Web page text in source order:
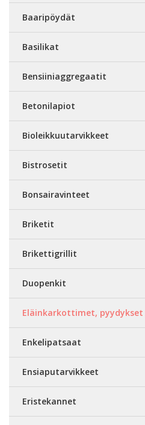
Baaripöydät
Basilikat
Bensiiniaggregaatit
Betonilapiot
Bioleikkuutarvikkeet
Bistrosetit
Bonsairavinteet
Briketit
Brikettigrillit
Duopenkit
Eläinkarkottimet,
Enkelipatsaat
Ensiaputarvikkeet
Eristekannet